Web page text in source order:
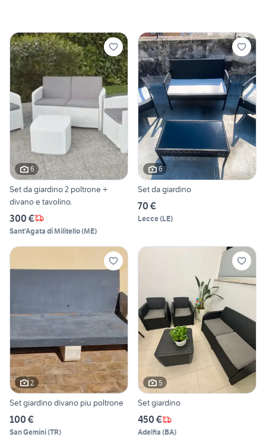
6
Set da giardino 2 poltrone +
divano e tavolino.
300 €
Sant'Agata di Militello(ME)
6
Set da giardino
70 €
Lecce(LE)
2
Set giardino divano piu poltrone
100 €
San Gemini(TR)
5
Set giardino
450 €
Adelfia (BA)